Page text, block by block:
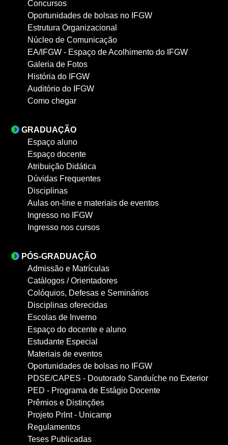
Concursos
Oportunidades de bolsas no IFGW
Estrutura Organizacional
Núcleo de Comunicação
EA/IFGW - Espaço de Acolhimento do IFGW
Galeria de Fotos
História do IFGW
Auditório do IFGW
Como chegar
GRADUAÇÃO
Espaço aluno
Espaço docente
Atribuição Didática
Dúvidas Frequentes
Disciplinas
Aulas on-line e materiais de eventos
Ingresso no IFGW
Ingresso nos cursos
PÓS-GRADUAÇÃO
Admissão e Matrículas
Catálogos / Orientadores
Colóquios, Defesas e Seminários
Disciplinas oferecidas
Escolas de Inverno
Espaço do docente e aluno
Estudante Especial
Materiais de eventos
Oportunidades de bolsas no IFGW
PDSE/CAPES - Doutorado Sanduíche no Exterior
PED - Programa de Estágio Docente
Prêmios e Distinções
Projeto PrInt - Unicamp
Regulamentos
Teses Publicadas